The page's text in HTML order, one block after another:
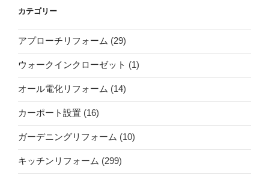
カテゴリー
アプローチリフォーム (29)
ウォークインクローゼット (1)
オール電化リフォーム (14)
カーポート設置 (16)
ガーデニングリフォーム (10)
キッチンリフォーム (299)